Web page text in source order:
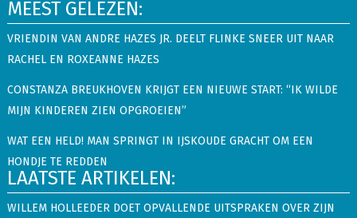
MEEST GELEZEN:
VRIENDIN VAN ANDRE HAZES JR. DEELT FLINKE SNEER UIT NAAR
RACHEL EN ROXEANNE HAZES
CONSTANZA BREUKHOVEN KRIJGT EEN NIEUWE START: “IK WILDE
MIJN KINDEREN ZIEN OPGROEIEN”
WAT EEN HELD! MAN SPRINGT IN IJSKOUDE GRACHT OM EEN
HONDJE TE REDDEN
LAATSTE ARTIKELEN:
WILLEM HOLLEEDER DOET OPVALLENDE UITSPRAKEN OVER ZIJN